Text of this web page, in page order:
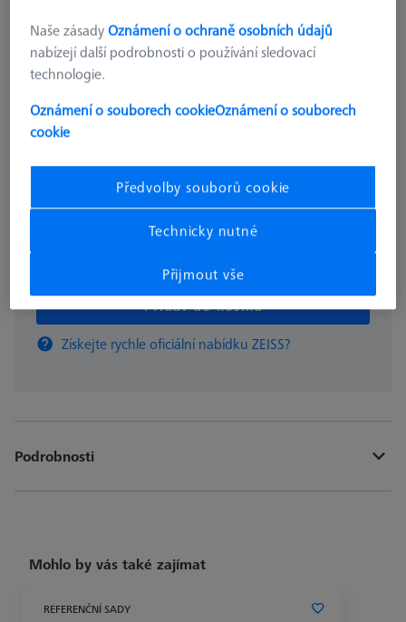
REFERENČNÍ SADY
Referenční mnohostěny
000250-0017-097
265,00 € bez DPH
Přidat do košíku
Získejte rychle oficiální nabídku ZEISS?
Podrobnosti
Mohlo by vás také zajímat
REFERENČNÍ SADY
Naše zásadyOznámení o ochraně osobních údajů
nabízejí další podrobnosti o používání sledovací
technologie.
Oznámení o souborech cookieOznámení o souborech
cookie
Předvolby souborů cookie
Technicky nutné
Přijmout vše